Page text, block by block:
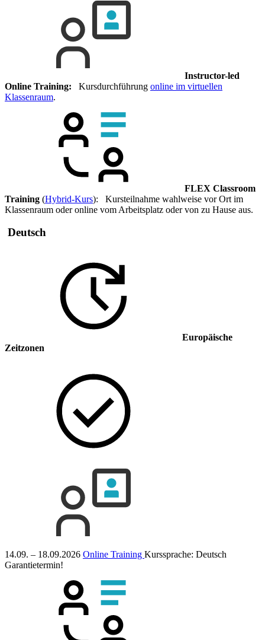
Instructor-led
Online Training: Kursdurchführung online im virtuellen
Klassenraum.
FLEX Classroom
Training (Hybrid-Kurs): Kursteilnahme wahlweise vor Ort im
Klassenraum oder online vom Arbeitsplatz oder von zu Hause aus.
Deutsch
Europäische
Zeitzonen
14.09. – 18.09.2026 Online Training Kurssprache: Deutsch
Garantietermin!